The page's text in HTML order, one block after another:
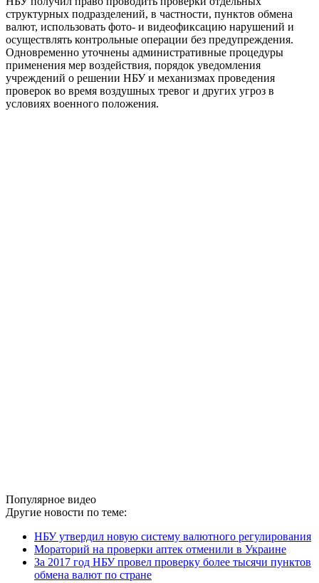
структурных подразделений, в частности, пунктов обмена
валют, использовать фото- и видеофиксацию нарушений и
осуществлять контрольные операции без предупреждения.
Одновременно уточнены административные процедуры
применения мер воздействия, порядок уведомления
учреждений о решении НБУ и механизмах проведения
проверок во время воздушных тревог и других угроз в
условиях военного положения.
Популярное видео
Другие новости по теме:
НБУ утвердил новую систему валютного регулирования
Мораторий на проверки аптек отменили в Украине
За 2017 год НБУ провел проверку более тысячи пунктов
обмена валют по стране